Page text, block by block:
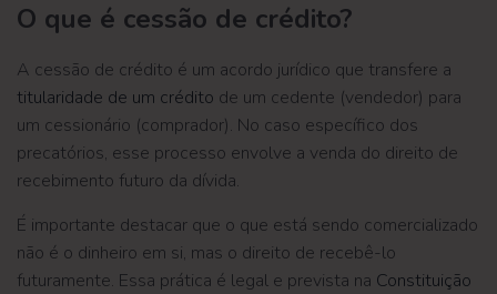
O que é cessão de crédito?
A cessão de crédito é um acordo jurídico que transfere a
titularidade de um crédito de um cedente (vendedor) para
um cessionário (comprador). No caso específico dos
precatórios, esse processo envolve a venda do direito de
recebimento futuro da dívida.
É importante destacar que o que está sendo comercializado
não é o dinheiro em si, mas o direito de recebê-lo
futuramente. Essa prática é legal e prevista na Constituição